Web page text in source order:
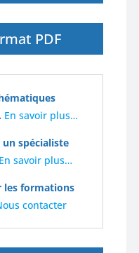
PDF
En savoir plus…
un spécialiste
En savoir plus…
les formations
contacter